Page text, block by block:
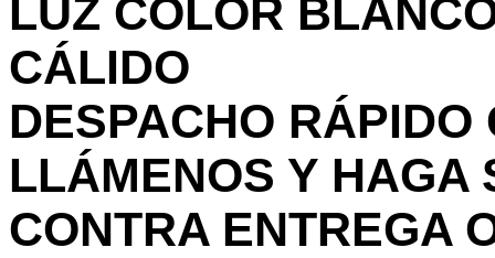
LUZ COLOR
CÁLIDO
DESPACHO
LLÁMENOS Y HAGA
CONTRA ENTREGA